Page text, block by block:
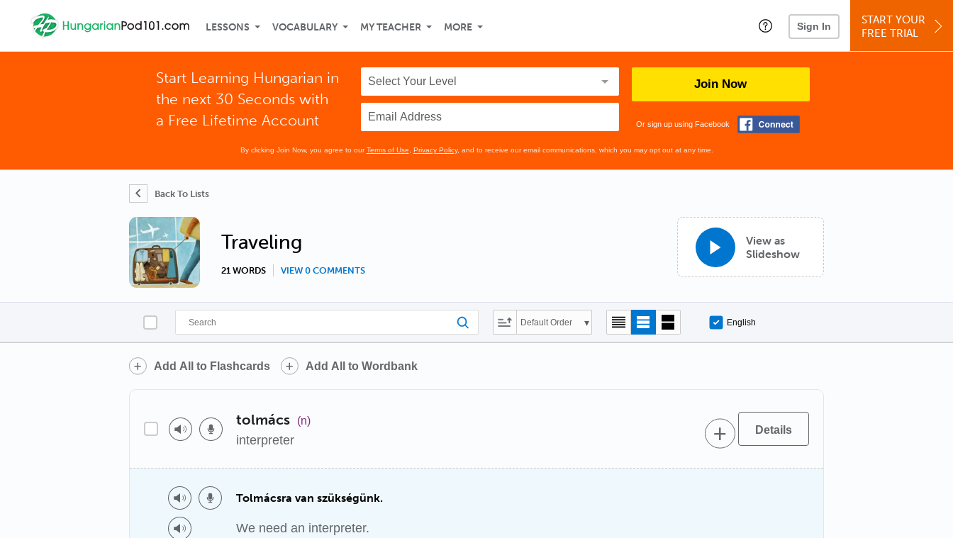
LESSONS VOCABULARY MY TEACHER MORE Sign In
START YOUR
FREE TRIAL
Start Learning Hungarian in
the next 30 Seconds with
a Free Lifetime Account
Join Now
Or sign up using Facebook
By clicking Join Now, you agree to ourTerms of Use Privacy Policy, and to receive our email communications, which you may opt out at any time.
Back To Lists
Traveling
21 WORDS VIEW 0 COMMENTS
View as
Slideshow
Default Order English
Add All to Flashcards Add All to Wordbank
tolmács (n)
interpreter
Tolmácsra van szükségünk.
We need an interpreter.